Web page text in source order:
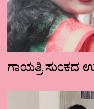
ಗಾಯತ್ರಿ ಸುಂಕದ